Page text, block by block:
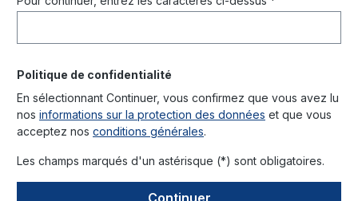
Politique de confidentialité
En sélectionnant Continuer, vous confirmez que vous avez lu
nos informations sur la protection des données et que vous
acceptez nos conditions générales.
Les champs marqués d'un astérisque (*) sont obligatoires.
Continuer